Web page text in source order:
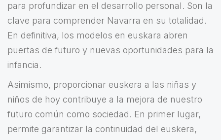
para profundizar en el desarrollo personal. Son la
clave para comprender Navarra en su totalidad.
En definitiva, los modelos en euskara abren
puertas de futuro y nuevas oportunidades para la
infancia.
Asimismo, proporcionar euskera a las niñas y
niños de hoy contribuye a la mejora de nuestro
futuro común como sociedad. En primer lugar,
permite garantizar la continuidad del euskera,